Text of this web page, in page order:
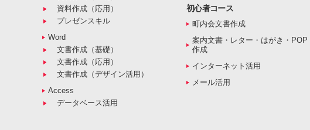
資料作成（応用）
プレゼンスキル
Word
文書作成（基礎）
文書作成（応用）
文書作成（デザイン活用）
Access
データベース活用
初心者コース
町内会文書作成
案内文書・レター・はがき・POP
作成
インターネット活用
メール活用